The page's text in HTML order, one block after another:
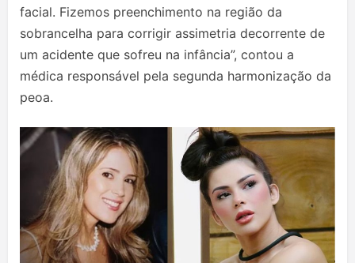
facial. Fizemos preenchimento na região da
sobrancelha para corrigir assimetria decorrente de
um acidente que sofreu na infância”, contou a
médica responsável pela segunda harmonização da
peoa.